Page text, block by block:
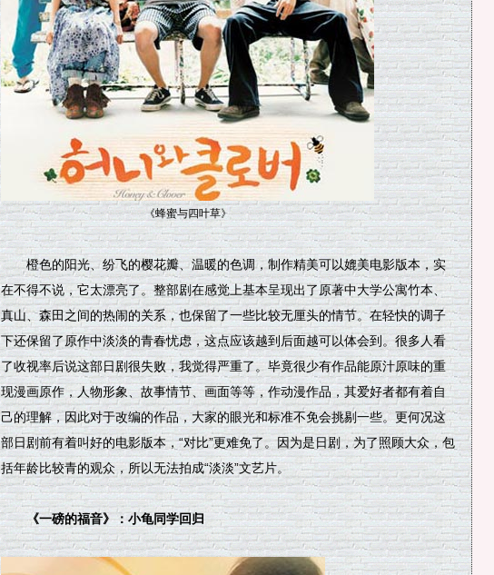
《蜂蜜与四叶草》
橙色的阳光、纷飞的樱花瓣、温暖的色调，制作精美可以媲美电影版本，实
在不得不说，它太漂亮了。整部剧在感觉上基本呈现出了原著中大学公寓竹本、
真山、森田之间的热闹的关系，也保留了一些比较无厘头的情节。在轻快的调子
下还保留了原作中淡淡的青春忧虑，这点应该越到后面越可以体会到。很多人看
了收视率后说这部日剧很失败，我觉得严重了。毕竟很少有作品能原汁原味的重
现漫画原作，人物形象、故事情节、画面等等，作动漫作品，其爱好者都有着自
己的理解，因此对于改编的作品，大家的眼光和标准不免会挑剔一些。更何况这
部日剧前有着叫好的电影版本，“对比”更难免了。因为是日剧，为了照顾大众，包
括年龄比较青的观众，所以无法拍成“淡淡”文艺片。
《一磅的福音》：小龟同学回归